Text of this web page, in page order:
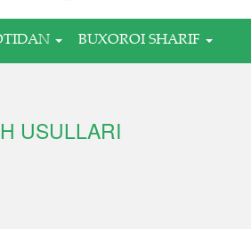
BUXOROI SHARIF
USULLARI